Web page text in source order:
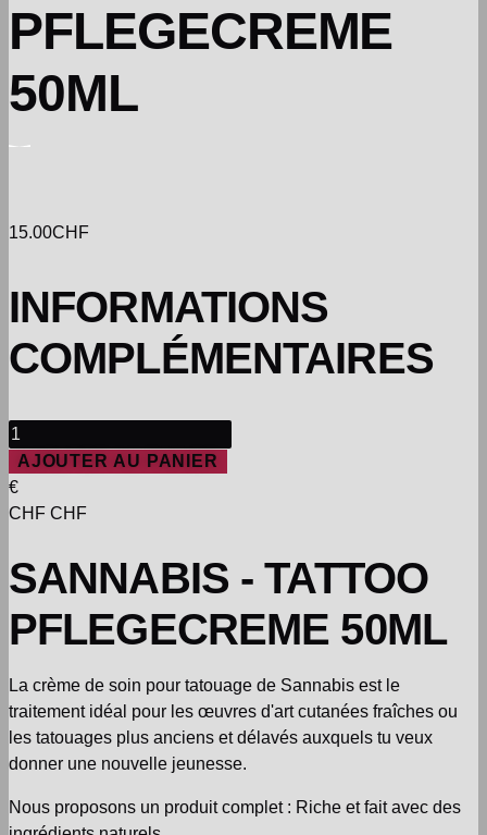
PFLEGECREME
50ML
15.00CHF
INFORMATIONS
COMPLÉMENTAIRES
AJOUTER AU PANIER
€
CHF CHF
SANNABIS - TATTOO
PFLEGECREME 50ML
La crème de soin pour tatouage de Sannabis est le
traitement idéal pour les œuvres d'art cutanées fraîches ou
les tatouages plus anciens et délavés auxquels tu veux
donner une nouvelle jeunesse.
Nous proposons un produit complet : Riche et fait avec des